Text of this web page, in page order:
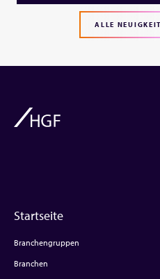
ALLE
Startseite
Branchengruppen
Branchen